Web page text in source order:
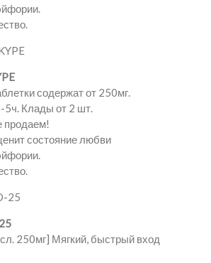
содержат от 250мг.
5ч. Клады от 2 шт.
продаем!
состояние любви
250мг] Мягкий, быстрый вход